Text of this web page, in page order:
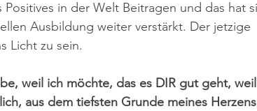
in der Welt Beitragen und das hat
Ausbildung weiter verstärkt. Der jetzige
Licht zu sein.
weil ich möchte, das es DIR gut geht, weil
aus dem tiefsten Grunde meines